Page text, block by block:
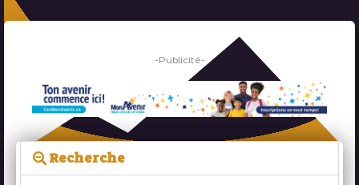
-Publicité-
Recherche